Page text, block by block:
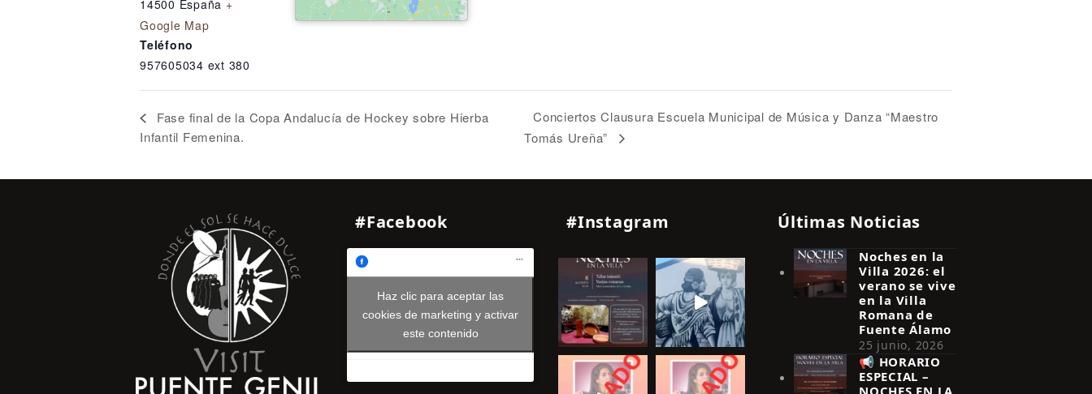
14500 España +
Google Map
Teléfono
957605034 ext 380
Fase final de la Copa Andalucía de Hockey sobre Hierba
Infantil Femenina.
Conciertos Clausura Escuela Municipal de Música y Danza “Maestro
Tomás Ureña”
#Facebook
Haz clic para aceptar las
cookies de marketing y activar
este contenido
#Instagram Últimas Noticias
Noches en la
Villa 2026: el
verano se vive
en la Villa
Romana de
Fuente Álamo
25 junio, 2026
📢 HORARIO
ESPECIAL –
NOCHES EN LA